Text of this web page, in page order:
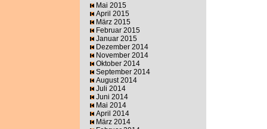
Mai 2015
April 2015
März 2015
Februar 2015
Januar 2015
Dezember 2014
November 2014
Oktober 2014
September 2014
August 2014
Juli 2014
Juni 2014
Mai 2014
April 2014
März 2014